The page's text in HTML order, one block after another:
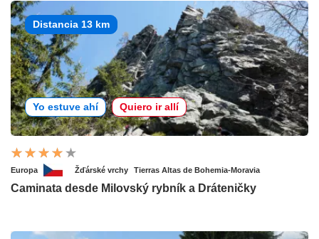
Distancia 13 km
Yo estuve ahí Quiero ir allí
Europa Žďárské vrchy Tierras Altas de Bohemia-Moravia
Caminata desde Milovský rybník a Dráteničky